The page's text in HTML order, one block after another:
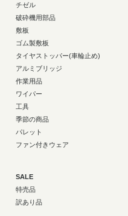
チゼル
破砕機用部品
敷板
ゴム製敷板
タイヤストッパー(車輪止め)
アルミブリッジ
作業用品
ワイパー
工具
季節の商品
パレット
ファン付きウェア
SALE
特売品
訳あり品